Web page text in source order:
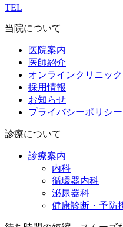
TEL
当院について
医院案内
医師紹介
オンラインクリニック
採用情報
お知らせ
プライバシーポリシー
診療について
診療案内
内科
循環器内科
泌尿器科
健康診断・予防